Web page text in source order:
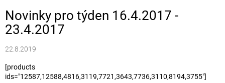
Novinky pro týden 16.4.2017 -
23.4.2017
22.8.2019
[products
ids="12587,12588,4816,3119,7721,3643,7736,3110,8194,3755"]